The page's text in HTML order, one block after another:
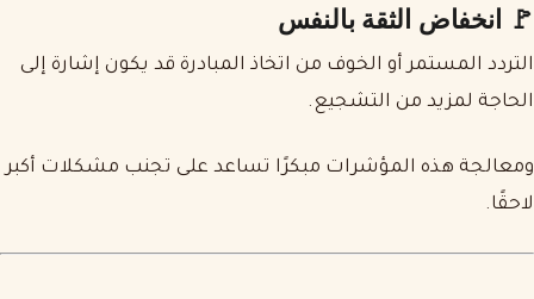
🚩 انخفاض الثقة بالنفس
التردد المستمر أو الخوف من اتخاذ المبادرة قد يكون إشارة إلى
الحاجة لمزيد من التشجيع.
ومعالجة هذه المؤشرات مبكرًا تساعد على تجنب مشكلات أكبر
لاحقًا.